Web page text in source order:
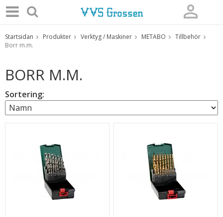
Startsidan Produkter Verktyg / Maskiner METABO
Tillbehör
Borr m.m.
BORR M.M.
Sortering: